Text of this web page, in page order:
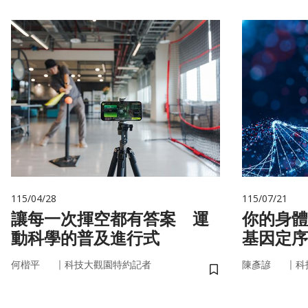
115/04/28
讓每一次揮空都有答案 運
動科學的普及進行式
何楷平 ｜ 科技大觀園特約記者
儲存書籤
115/07/21
你的身
基因定
書
陳彥諺 ｜ 科